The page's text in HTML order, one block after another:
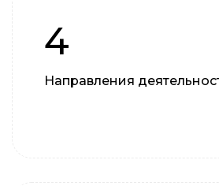
4
Направления